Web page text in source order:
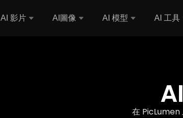
AI 影片 AI圖像 AI 模型 AI 工具
在 PicLumen